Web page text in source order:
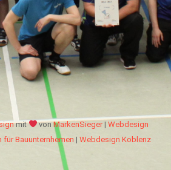
mit vonMarkenSieger|Webdesign
für Bauunternhemen | Webdesign Koblenz